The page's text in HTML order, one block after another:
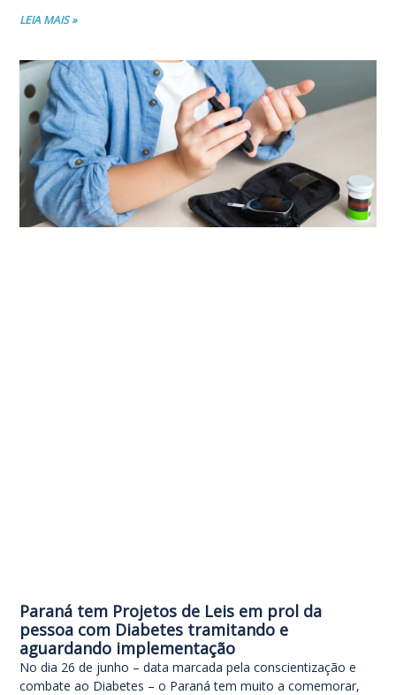
LEIA MAIS »
Paraná tem Projetos de Leis em prol da
pessoa com Diabetes tramitando e
aguardando implementação
No dia 26 de junho – data marcada pela conscientização e
combate ao Diabetes – o Paraná tem muito a comemorar,